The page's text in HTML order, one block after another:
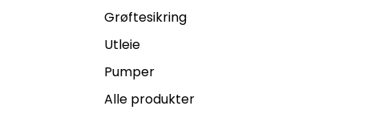
Grøftesikring
Utleie
Pumper
Alle produkter